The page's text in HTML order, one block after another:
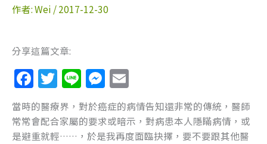
作者:Wei /2017-12-30
分享這篇文章:
F
a
c
e
T
w
itt
er
Li
n
e
M
e
ss
e
m
ai
l
當時的醫療界，對於癌症的病情告知還非常的傳統，醫師
常常會配合家屬的要求或暗示，對病患本人隱瞞病情，或
是避重就輕……，於是我再度面臨抉擇，要不要跟其他醫